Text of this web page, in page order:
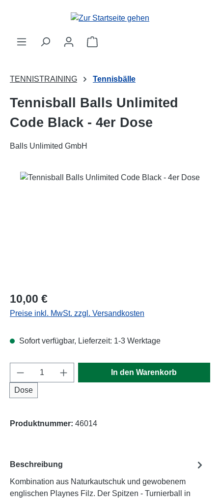
Zum Hauptinhalt springen
Warenkorb enthält 0 Positionen.
TENNISTRAINING Tennisbälle
Tennisball Balls Unlimited
Code Black - 4er Dose
Balls Unlimited GmbH
Bildergalerie überspringen
Regulärer Preis:
10,00 €
Preise inkl. MwSt. zzgl. Versandkosten
Sofort verfügbar, Lieferzeit: 1-3 Werktage
Produkt Anzahl: Gib den gewünschten
Dose
In den Warenkorb
Produktnummer: 46014
Beschreibung
Kombination aus Naturkautschuk und gewobenem
englischen Playnes Filz. Der Spitzen - Turnierball in